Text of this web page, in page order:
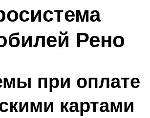
Рено
при оплате
картами